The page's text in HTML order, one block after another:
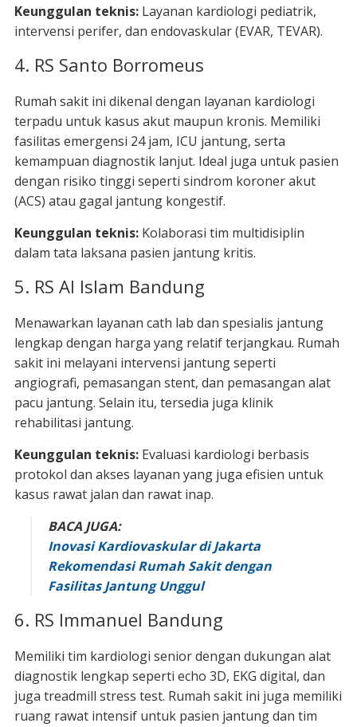
Keunggulan teknis:Layanan kardiologi pediatrik,
intervensi perifer, dan endovaskular (EVAR, TEVAR).
4. RS Santo Borromeus
Rumah sakit ini dikenal dengan layanan kardiologi
terpadu untuk kasus akut maupun kronis. Memiliki
fasilitas emergensi 24 jam, ICU jantung, serta
kemampuan diagnostik lanjut. Ideal juga untuk pasien
dengan risiko tinggi seperti sindrom koroner akut
(ACS) atau gagal jantung kongestif.
Keunggulan teknis:Kolaborasi tim multidisiplin
dalam tata laksana pasien jantung kritis.
5. RS Al Islam Bandung
Menawarkan layanan cath lab dan spesialis jantung
lengkap dengan harga yang relatif terjangkau. Rumah
sakit ini melayani intervensi jantung seperti
angiografi, pemasangan stent, dan pemasangan alat
pacu jantung. Selain itu, tersedia juga klinik
rehabilitasi jantung.
Keunggulan teknis:Evaluasi kardiologi berbasis
protokol dan akses layanan yang juga efisien untuk
kasus rawat jalan dan rawat inap.
BACA JUGA:
Inovasi Kardiovaskular di Jakarta
Rekomendasi Rumah Sakit dengan
Fasilitas Jantung Unggul
6. RS Immanuel Bandung
Memiliki tim kardiologi senior dengan dukungan alat
diagnostik lengkap seperti echo 3D, EKG digital, dan
juga treadmill stress test. Rumah sakit ini juga memiliki
ruang rawat intensif untuk pasien jantung dan tim